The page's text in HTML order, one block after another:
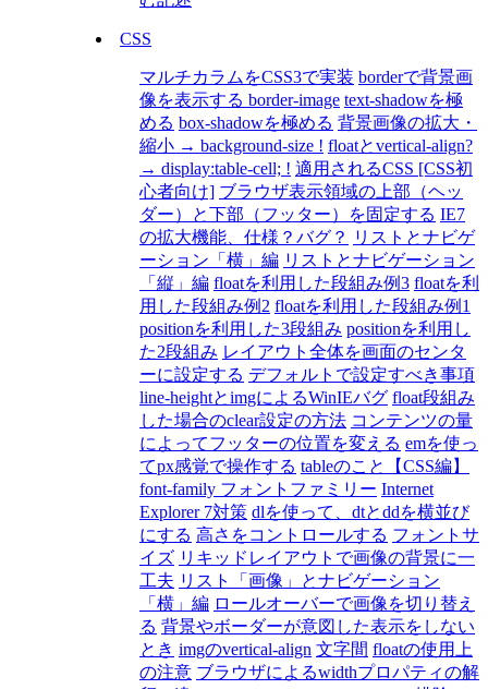
CSS
マルチカラムをCSS3で実装 borderで背景画
像を表示する border-image text-shadowを極
める box-shadowを極める 背景画像の拡大・
縮小 → background-size ! floatとvertical-align?
→ display:table-cell; ! 適用されるCSS [CSS初
心者向け] ブラウザ表示領域の上部（ヘッ
ダー）と下部（フッター）を固定する IE7
の拡大機能、仕様？バグ？
リストとナビゲ
ーション「横」編 リストとナビゲーション
「縦」編 floatを利用した段組み例3 floatを利
用した段組み例2 floatを利用した段組み例1
positionを利用した3段組み positionを利用し
た2段組み レイアウト全体を画面のセンタ
ーに設定する デフォルトで設定すべき事項
line-heightとimgによるWinIEバグ float段組み
した場合のclear設定の方法 コンテンツの量
によってフッターの位置を変える emを使っ
てpx感覚で操作する tableのこと【CSS編】
font-family フォントファミリー Internet
Explorer 7対策 dlを使って、dtとddを横並び
にする 高さをコントロールする フォントサ
イズ リキッドレイアウトで画像の背景に一
工夫 リスト「画像」とナビゲーション
「横」編 ロールオーバーで画像を切り替え
る 背景やボーダーが意図した表示をしない
とき imgのvertical-align 文字間 floatの使用上
の注意 ブラウザによるwidthプロパティの解